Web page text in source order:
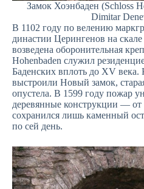
Замок Хоэнбаден (Schloss
Dimitar
В 1102 году по велению
династии Церингенов на скале
возведена оборонительная
Hohenbaden служил
Баденских вплоть до XV
выстроили Новый замок,
опустела. В 1599 году пожар
деревянные конструкции — от
сохранился лишь каменный
по сей день.